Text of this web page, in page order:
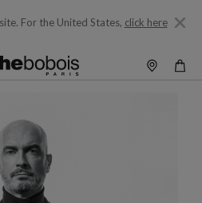
For the United States, click here